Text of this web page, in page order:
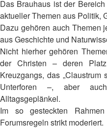
Das Brauhaus ist der
aktueller Themen aus Politik,
Dazu gehören auch Themen
aus Geschichte und
Nicht hierher gehören
der Christen – deren
Kreuzgangs, das „Claustrum
Unterforen –, aber
Alltagsgeplänkel.
Im so gesteckten
Forumsregeln strikt moderiert.